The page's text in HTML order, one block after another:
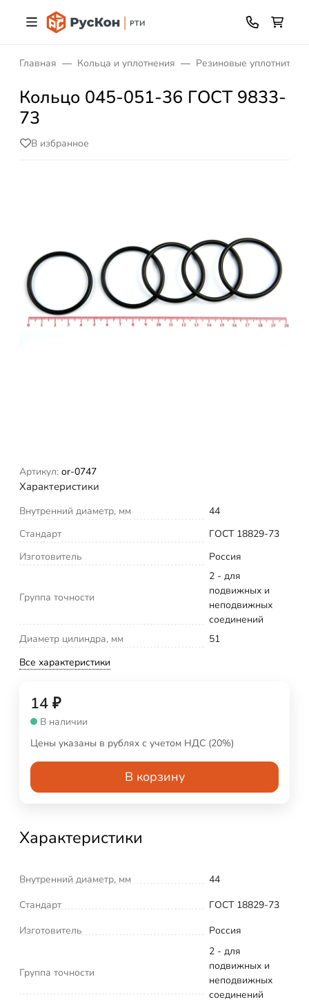
Главная Кольца и уплотнения Резиновые
Кольцо 045-051-36 ГОСТ 9833-
73
В избранное
Артикул: or-0747
Характеристики
Внутренний диаметр, мм
44
Стандарт
ГОСТ 18829-73
Изготовитель
Россия
Группа точности
2 - для
подвижных и
неподвижных
соединений
Диаметр цилиндра, мм
51
Все характеристики
14 ₽
В наличии
Цены указаны в рублях с учетом НДС (20%)
В корзину
Характеристики
Внутренний диаметр, мм
44
Стандарт
ГОСТ 18829-73
Изготовитель
Россия
Группа точности
2 - для
подвижных и
неподвижных
соединений